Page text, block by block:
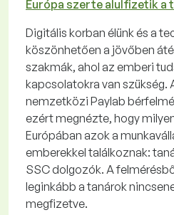
Európa szerte alulfizetik a
Digitális korban élünk és a
köszönhetően a jövőben
szakmák, ahol az emberi
kapcsolatokra van szükség.
nemzetközi Paylab
ezért megnézte, hogy
Európában azok a
emberekkel találkoznak:
SSC dolgozók. A
leginkább a tanárok
megfizetve.